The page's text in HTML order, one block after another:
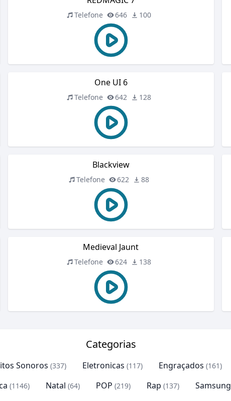
Telefone 646 100
One UI 6
Telefone 642 128
Blackview
Telefone 622 88
Medieval Jaunt
Telefone 624 138
Categorias
Sonoros (337) Eletronicas (117) Engraçados (161)
(1146) Natal (64) POP (219) Rap (137) Samsung